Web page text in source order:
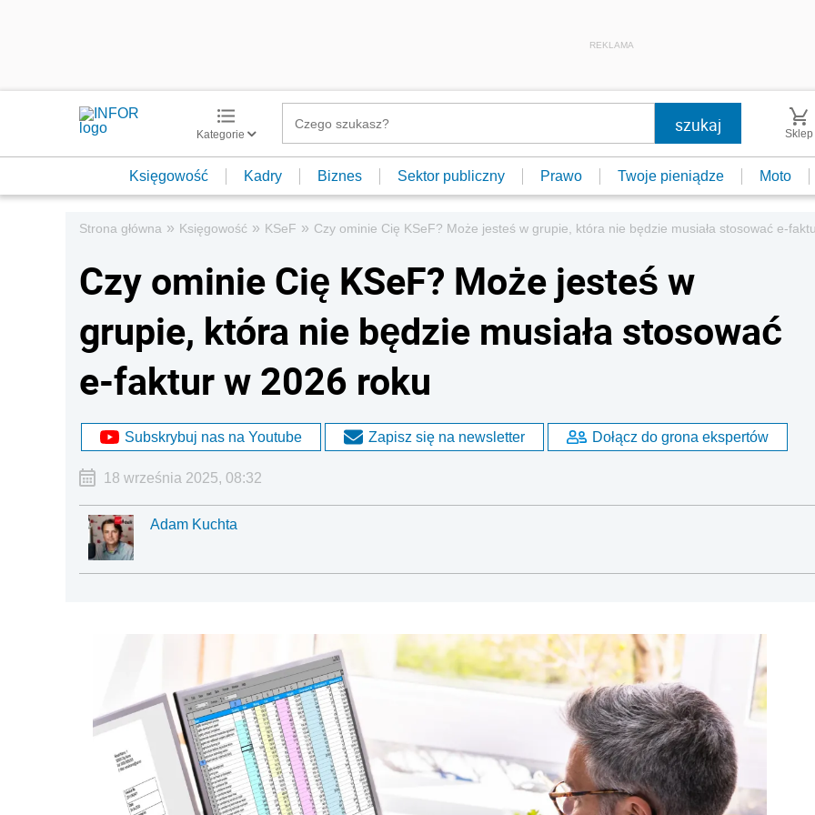
REKLAMA
Kategorie Sklep
Księgowość Kadry Biznes Sektor publiczny Prawo Twoje pieniądze Moto
Strona główna » Księgowość » KSeF » Czy ominie Cię KSeF? Może jesteś w grupie, która nie będzie musiała stosować e-
Czy ominie Cię KSeF? Może jesteś w
grupie, która nie będzie musiała stosować
e-faktur w 2026 roku
Subskrybuj nas na Youtube Zapisz się na newsletter Dołącz do grona ekspertów
18 września 2025, 08:32
Adam Kuchta